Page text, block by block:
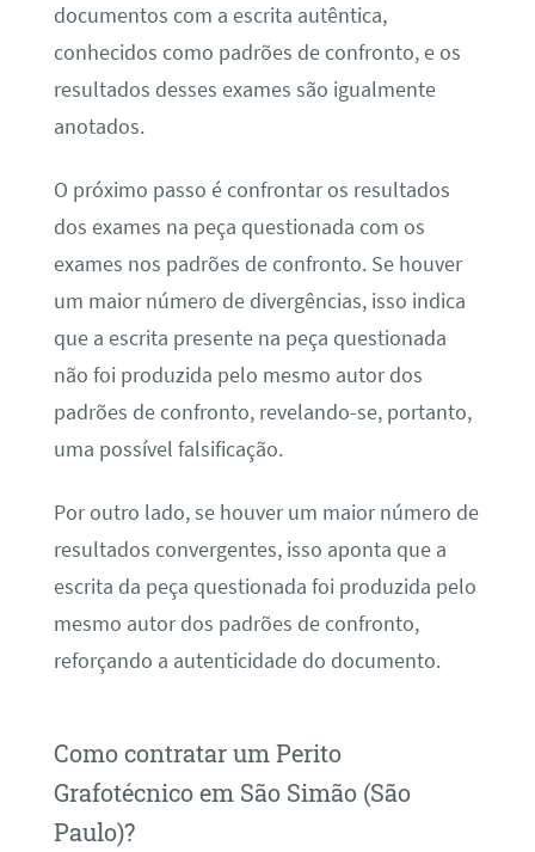
documentos com a escrita autêntica,
conhecidos como padrões de confronto, e os
resultados desses exames são igualmente
anotados.
O próximo passo é confrontar os resultados
dos exames na peça questionada com os
exames nos padrões de confronto. Se houver
um maior número de divergências, isso indica
que a escrita presente na peça questionada
não foi produzida pelo mesmo autor dos
padrões de confronto, revelando-se, portanto,
uma possível falsificação.
Por outro lado, se houver um maior número de
resultados convergentes, isso aponta que a
escrita da peça questionada foi produzida pelo
mesmo autor dos padrões de confronto,
reforçando a autenticidade do documento.
Como contratar um Perito
Grafotécnico em São Simão (São
Paulo)?